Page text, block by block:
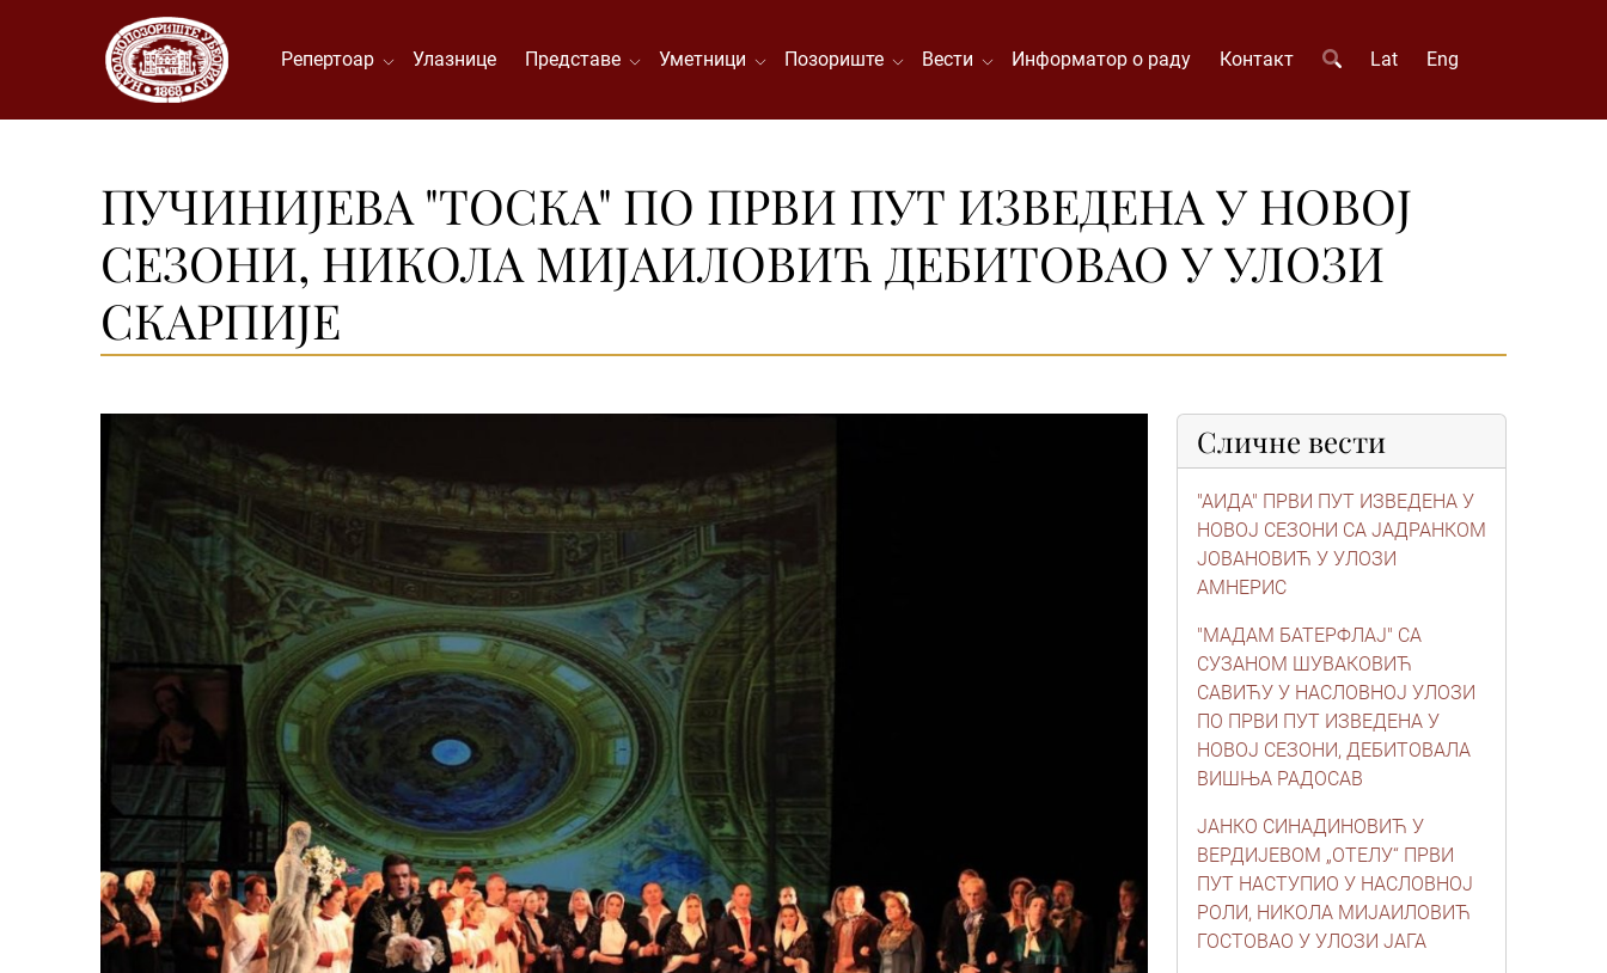
Репертоар Улазнице Представе Уметници Позориште Вести Информатор о раду Контакт Lat Eng
ПУЧИНИЈЕВА "ТОСКА" ПО ПРВИ ПУТ ИЗВЕДЕНА У НОВОЈ
СЕЗОНИ, НИКОЛА МИЈАИЛОВИЋ ДЕБИТОВАО У УЛОЗИ
СКАРПИЈЕ
Сличне вести
"АИДА" ПРВИ ПУТ ИЗВЕДЕНА У
НОВОЈ СЕЗОНИ СА ЈАДРАНКОМ
ЈОВАНОВИЋ У УЛОЗИ
АМНЕРИС
"МАДАМ БАТЕРФЛАЈ" СА
СУЗАНОМ ШУВАКОВИЋ
САВИЋУ У НАСЛОВНОЈ УЛОЗИ
ПО ПРВИ ПУТ ИЗВЕДЕНА У
НОВОЈ СЕЗОНИ, ДЕБИТОВАЛА
ВИШЊА РАДОСАВ
ЈАНКО СИНАДИНОВИЋ У
ВЕРДИЈЕВОМ „ОТЕЛУ“ ПРВИ
ПУТ НАСТУПИО У НАСЛОВНОЈ
РОЛИ, НИКОЛА МИЈАИЛОВИЋ
ГОСТОВАО У УЛОЗИ ЈАГА